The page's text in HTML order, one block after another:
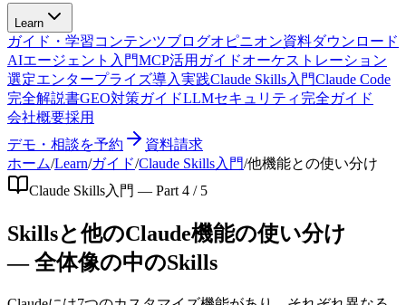
Learn
ガイド・学習コンテンツブログオピニオン資料ダウンロード
AIエージェント入門MCP活用ガイドオーケストレーション
選定エンタープライズ導入実践Claude Skills入門Claude Code
完全解説書GEO対策ガイドLLMセキュリティ完全ガイド
会社概要採用
デモ・相談を予約
資料請求
ホーム/Learn/ガイド/Claude Skills入門/他機能との使い分け
Claude Skills入門 — Part 4 / 5
Skillsと他のClaude機能の使い分け
— 全体像の中のSkills